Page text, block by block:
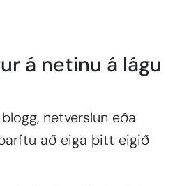
á netinu á lágu
netverslun eða
að eiga þitt eigið